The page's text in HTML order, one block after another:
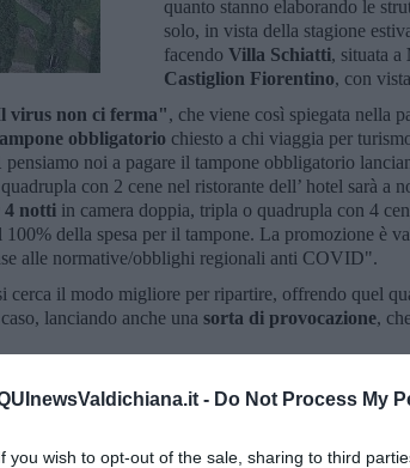
- Do Not Process My
you wish to opt-out of the sale, sharing to third
quanto stanno elaborando le
solo, in vista della stagione
facendo Villa Schiatti, situata a
Castiglion Fiorentino, con
virus non ci ferma", che viene così spiegata nella
obbligatorio chiesto a chi viaggia per
pensiamo noi a pagare il tampone obbligatorio
con 2 cene nel ristorante dell’ hotel sarà a
4 notti in camera doppia, tripla o quadrupla con 4
100% della spesa per il tampone. La promozione è
alle normative/obblighi regionali anti COVID".
cerca il modo migliore per ripartire, offrendo quel
lanciando anche una sorta di provocazione,